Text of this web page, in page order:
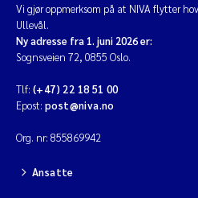
Ana Catarina Almeida
Adam David Lillicrap
Vi gjør oppmerksom på at NIVA flytter
Ullevål.
Ny adresse fra 1. juni 2026 er:
Sognsveien 72, 0855 Oslo.
Tlf: (+47) 22 18 51 00
Epost: post@niva.no
Org. nr: 855869942
Ansatte